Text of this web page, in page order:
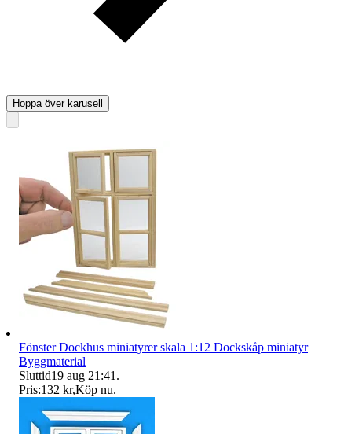
Hoppa över karusell
Fönster Dockhus miniatyrer skala 1:12 Dockskåp miniatyr
Byggmaterial
Sluttid19 aug 21:41 .
Pris:132 kr,Köp nu.